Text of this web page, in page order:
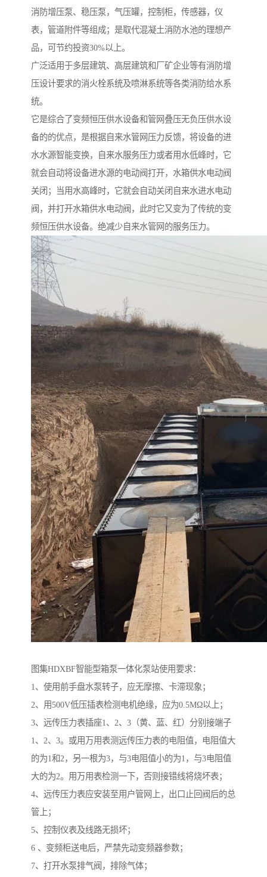
消防增压泵、稳压泵，气压罐，控制柜，传感器，仪
表，管道附件等组成；是取代混凝土消防水池的理想产
品，可节约投资30%以上。
广泛适用于多层建筑、高层建筑和厂矿企业等有消防增
压设计要求的消火栓系统及喷淋系统等各类消防给水系
统。
它是综合了变频恒压供水设备和管网叠压无负压供水设
备的的优点，是根据自来水管网压力反馈，将设备的进
水水源智能变换，自来水服务压力或者用水低峰时，它
就会自动将设备进水源的电动阀打开，水箱供水电动阀
关闭；当用水高峰时，它就会自动关闭自来水进水电动
阀，并打开水箱供水电动阀，此时它又变为了传统的变
频恒压供水设备。绝减少自来水管网的服务压力。
图集HDXBF智能型箱泵一体化泵站使用要求：
1、使用前手盘水泵转子，应无摩擦、卡滞现象；
2、用500V低压插表检测电机绝缘，应为0.5MΩ以上；
3、远传压力表插座1、2、3（黄、蓝、红）分别接端子
1、2、3。或用万用表测远传压力表的电阻值，电阻值大
的为1和2，另一根为3，与3电阻值小的为1，与3电阻值
大的为2。用万用表检测一下，否则接错线将烧坏表；
4、远传压力表应安装至用户管网上，出口止回阀后的总
管上；
5、控制仪表及线路无损坏；
6 、变频柜送电后，严禁先动变频器参数；
7、打开水泵排气阀，排除气体；